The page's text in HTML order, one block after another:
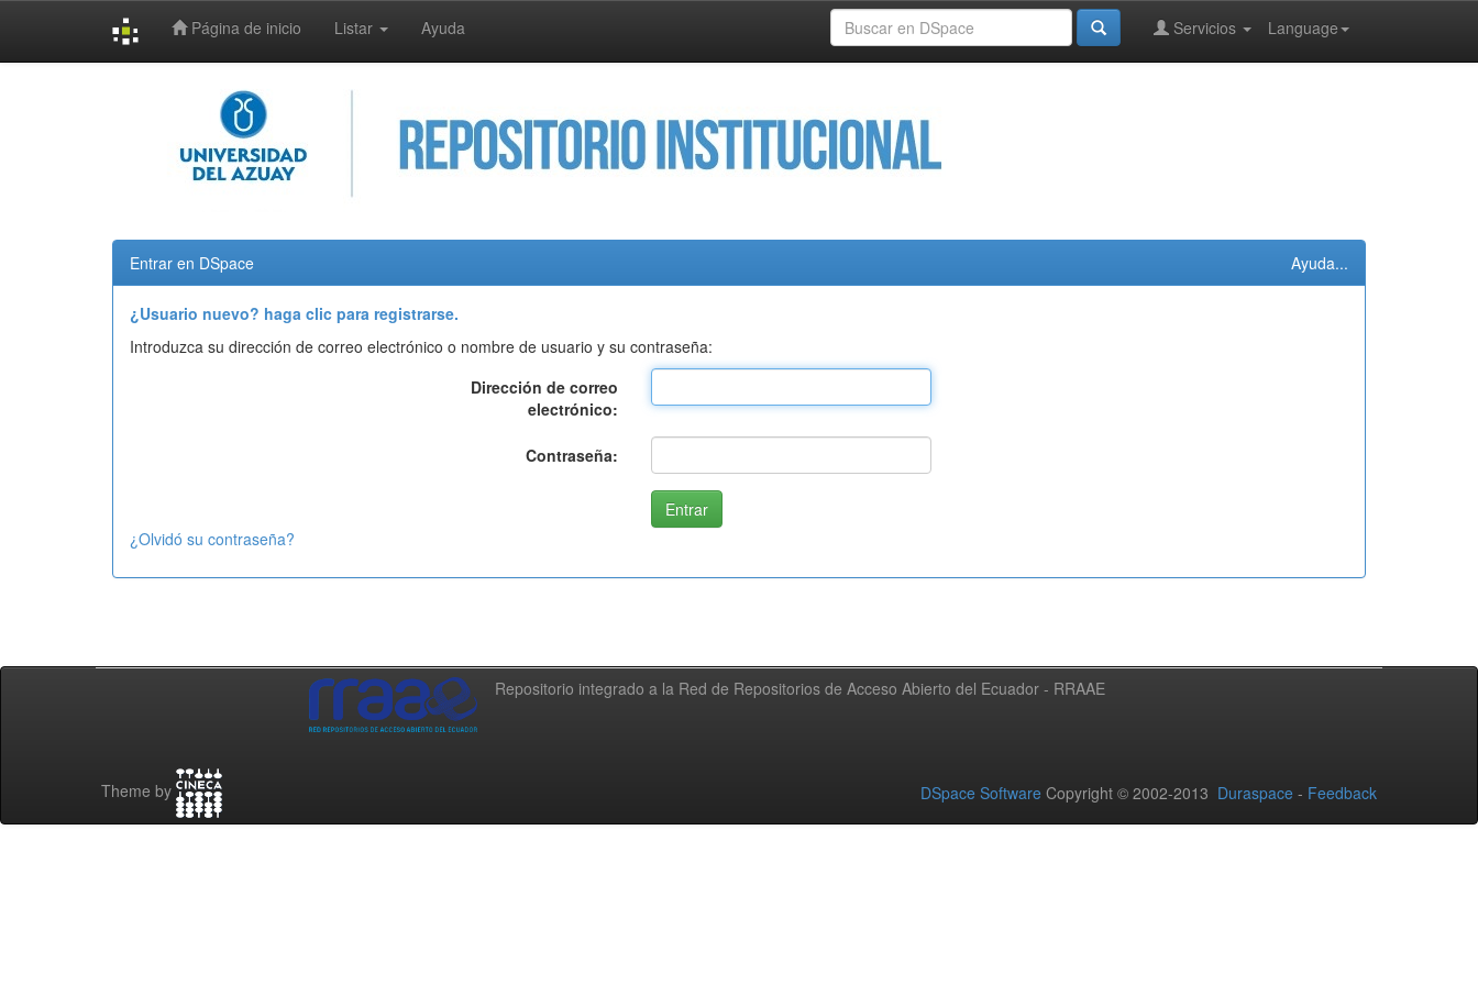
Página de inicio Listar Ayuda Language
Servicios
Entrar en DSpace Ayuda...
¿Usuario nuevo? haga clic para registrarse.
Introduzca su dirección de correo electrónico o nombre de usuario y su contraseña:
Dirección de correo
electrónico:
Contraseña:
¿Olvidó su contraseña?
Repositorio integrado a la Red de Repositorios de Acceso Abierto del Ecuador - RRAAE
Theme by DSpace Software Copyright © 2002-2013 Duraspace - Feedback